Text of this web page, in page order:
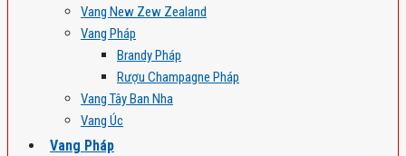
Vang New Zew Zealand
Vang Pháp
Brandy Pháp
Rượu Champagne Pháp
Vang Tây Ban Nha
Vang Úc
Vang Pháp